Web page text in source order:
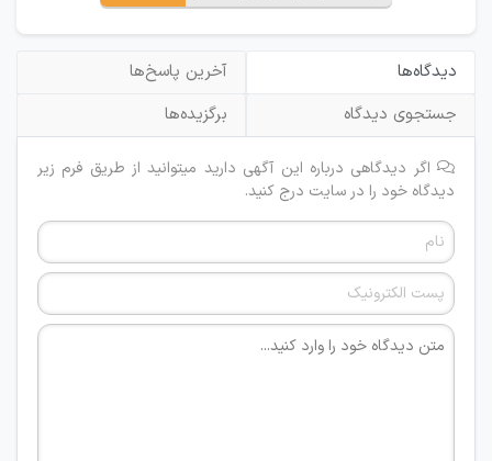
دیدگاه‌ها
آخرین پاسخ‌ها
جستجوی دیدگاه
برگزیده‌ها
اگر دیدگاهی درباره این آگهی دارید میتوانید از طریق فرم زیر
دیدگاه خود را در سایت درج کنید.